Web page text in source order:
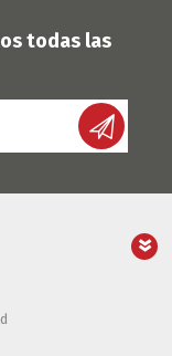
todas las